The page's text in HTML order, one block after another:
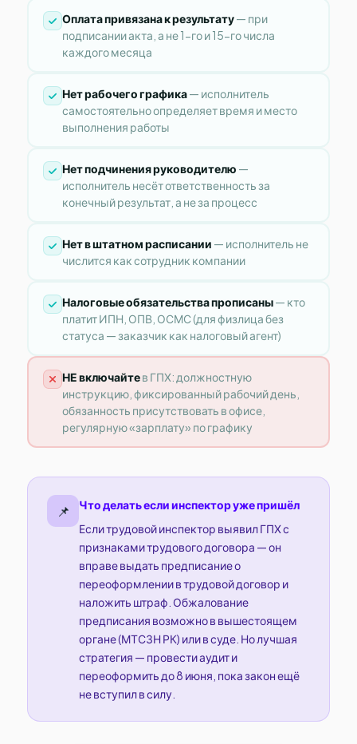
Оплата привязана к результату— при
подписании акта, а не 1-го и 15-го числа
каждого месяца
Нет рабочего графика— исполнитель
самостоятельно определяет время и место
выполнения работы
Нет подчинения руководителю —
исполнитель несёт ответственность за
конечный результат, а не за процесс
Нет в штатном расписании — исполнитель не
числится как сотрудник компании
Налоговые обязательства прописаны— кто
платит ИПН, ОПВ, ОСМС (для физлица без
статуса — заказчик как налоговый агент)
НЕ включайтев ГПХ: должностную
инструкцию, фиксированный рабочий день,
обязанность присутствовать в офисе,
регулярную «зарплату» по графику
📌
Что делать если инспектор уже пришёл
Если трудовой инспектор выявил ГПХ с
признаками трудового договора — он
вправе выдать предписание о
переоформлении в трудовой договор и
наложить штраф. Обжалование
предписания возможно в вышестоящем
органе (МТСЗН РК) или в суде. Но лучшая
стратегия — провести аудит и
переоформить до 8 июня, пока закон ещё
не вступил в силу.